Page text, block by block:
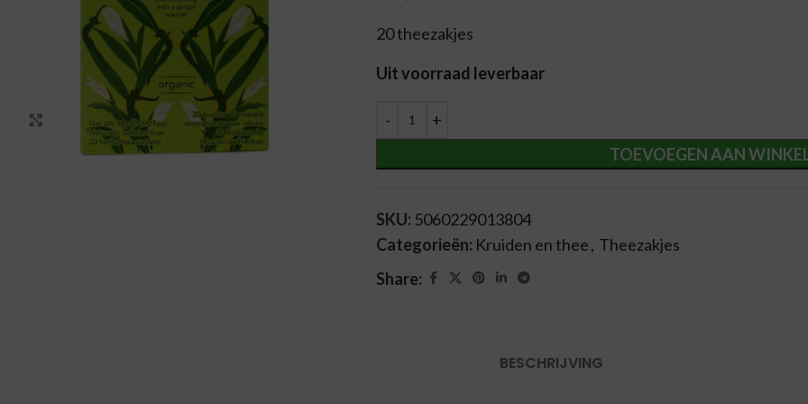
Vergroten
20 theezakjes
Uit voorraad leverbaar
TOEVOEGEN AAN
Alternative:
SKU: 5060229013804
Categorieën: Kruiden en thee, Theezakjes
Share:
BESCHRIJVING